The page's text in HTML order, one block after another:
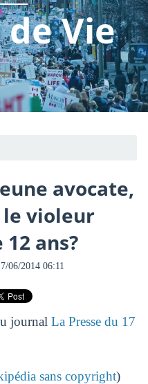
Vie
avocate,
violeur
ans?
06/2014 06:11
journal La Presse du 17
sans copyright)